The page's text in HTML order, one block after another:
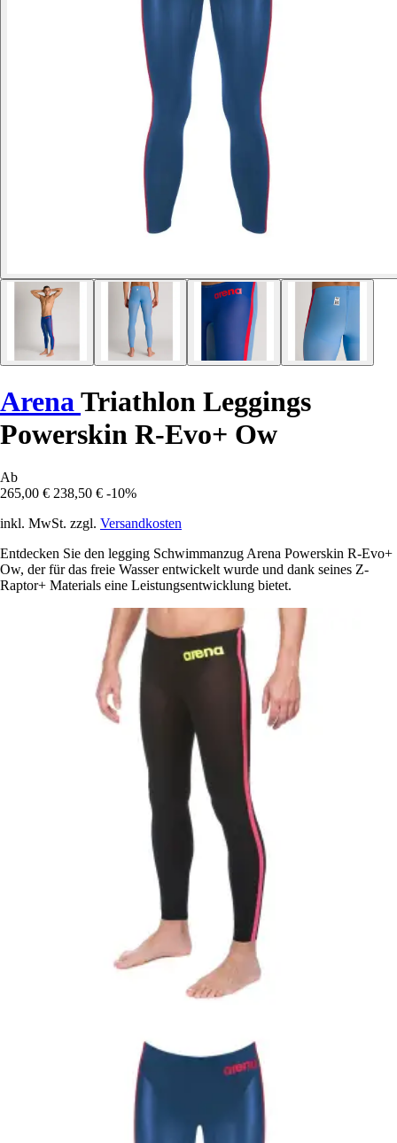
Arena Triathlon Leggings
Powerskin R-Evo+ Ow
Ab
265,00 € 238,50 € -10%
inkl. MwSt. zzgl. Versandkosten
Entdecken Sie den legging Schwimmanzug Arena Powerskin R-Evo+
Ow, der für das freie Wasser entwickelt wurde und dank seines Z-
Raptor+ Materials eine Leistungsentwicklung bietet.